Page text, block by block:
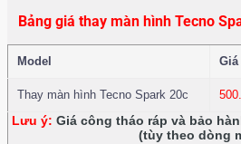
Bảng giá thay màn hình Tecno
Model
Thay màn hình Tecno Spark 20c
Lưu ý: Giá công tháo ráp và bảo
(tùy theo dòng